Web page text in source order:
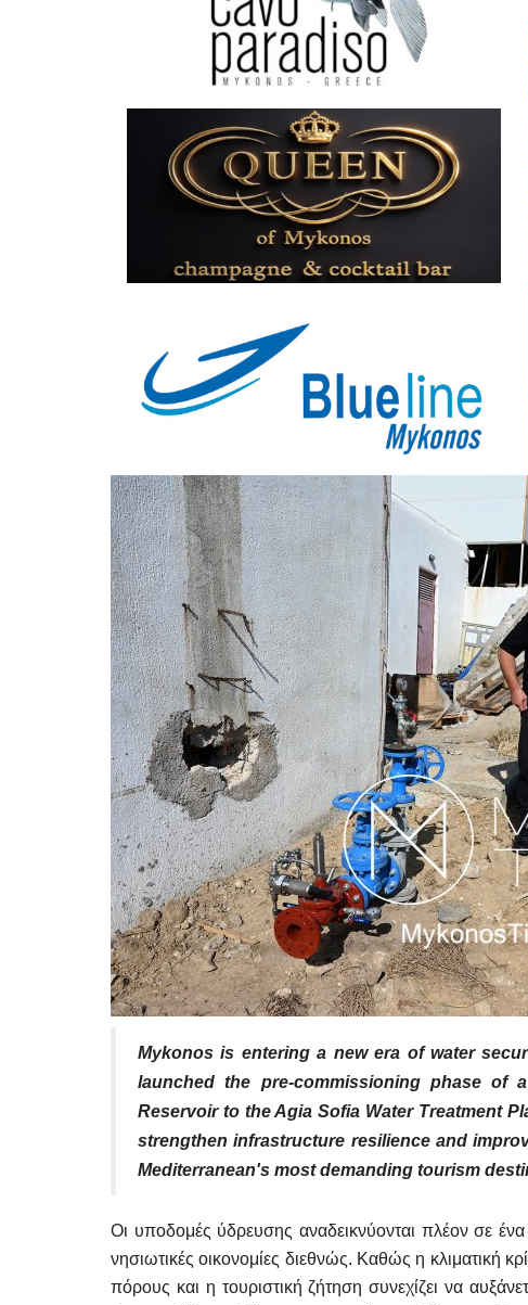
Mykonos is entering a new era of water
launched the pre-commissioning phase of
Reservoir to the Agia Sofia Water Treatment
strengthen infrastructure resilience and
Mediterranean's most demanding tourism
Οι υποδομές ύδρευσης αναδεικνύονται πλέον σε ένα
νησιωτικές οικονομίες διεθνώς. Καθώς η κλιματική
πόρους και η τουριστική ζήτηση συνεχίζει να